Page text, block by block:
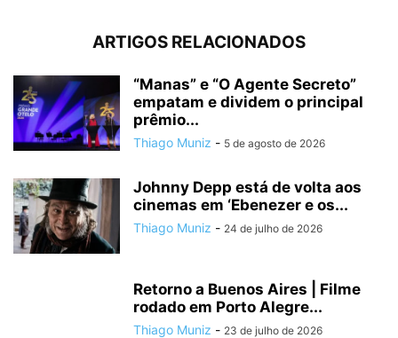
ARTIGOS RELACIONADOS
“Manas” e “O Agente Secreto”
empatam e dividem o principal
prêmio...
Thiago Muniz - 5 de agosto de 2026
Johnny Depp está de volta aos
cinemas em ‘Ebenezer e os...
Thiago Muniz - 24 de julho de 2026
Retorno a Buenos Aires | Filme
rodado em Porto Alegre...
Thiago Muniz - 23 de julho de 2026